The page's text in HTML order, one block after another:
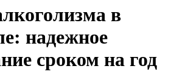
в
надежное
сроком на год